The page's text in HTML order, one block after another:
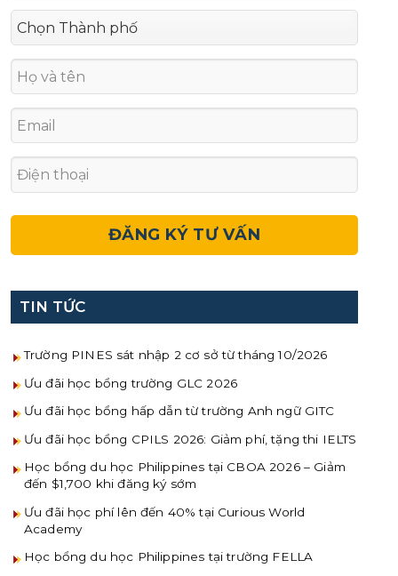
TIN TỨC
Trường PINES sát nhập 2 cơ sở từ tháng 10/2026
Ưu đãi học bổng trường GLC 2026
Ưu đãi học bổng hấp dẫn từ trường Anh ngữ GITC
Ưu đãi học bổng CPILS 2026: Giảm phí, tặng thi IELTS
Học bổng du học Philippines tại CBOA 2026 – Giảm
đến $1,700 khi đăng ký sớm
Ưu đãi học phí lên đến 40% tại Curious World
Academy
Học bổng du học Philippines tại trường FELLA